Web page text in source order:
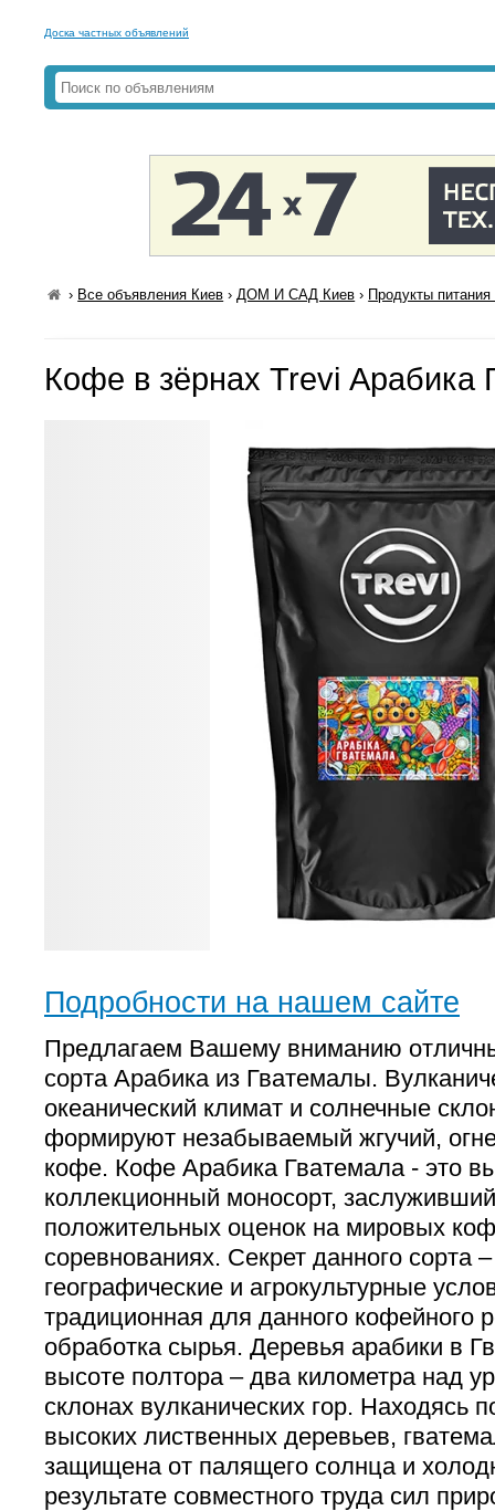
Доска частных объявлений
› Все объявления Киев ›ДОМ И САД Киев › Продукты
Кофе в зёрнах Trevi Арабика
Подробности на нашем сайте
Предлагаем Вашему вниманию
сорта Арабика из Гватемалы.
океанический климат и солнечные
формируют незабываемый жгучий,
кофе. Кофе Арабика Гватемала - это
коллекционный моносорт,
положительных оценок на мировых
соревнованиях. Секрет данного сорта
географические и агрокультурные
традиционная для данного кофейного
обработка сырья. Деревья арабики в
высоте полтора – два километра над
склонах вулканических гор. Находясь
высоких лиственных деревьев,
защищена от палящего солнца и
результате совместного труда сил